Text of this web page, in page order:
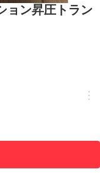
ン昇圧トラン